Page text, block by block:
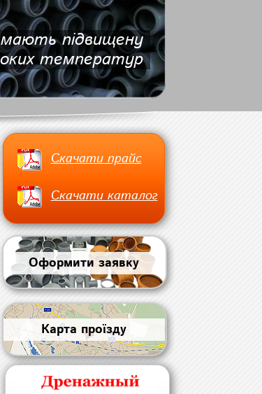
мають підвищену
температур
Скачати прайс
Скачати каталог
Оформити заявку
Карта проїзду